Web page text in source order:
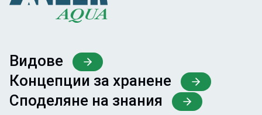
Видове
Концепции за хранене
Споделяне на знания